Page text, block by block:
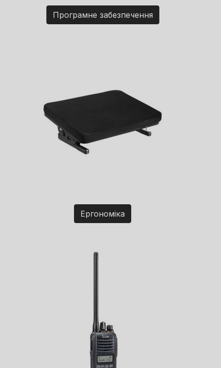
Програмне забезпечення
Ергономіка